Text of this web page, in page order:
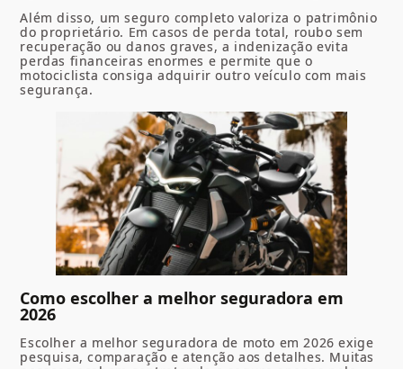
Além disso, um seguro completo valoriza o patrimônio
do proprietário. Em casos de perda total, roubo sem
recuperação ou danos graves, a indenização evita
perdas financeiras enormes e permite que o
motociclista consiga adquirir outro veículo com mais
segurança.
Como escolher a melhor seguradora em
2026
Escolher a melhor seguradora de moto em 2026 exige
pesquisa, comparação e atenção aos detalhes. Muitas